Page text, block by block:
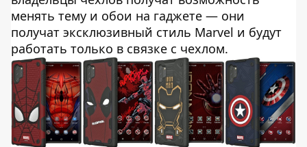
менять тему и обои на гаджете — они
получат эксклюзивный стиль Marvel и будут
работать только в связке с чехлом.